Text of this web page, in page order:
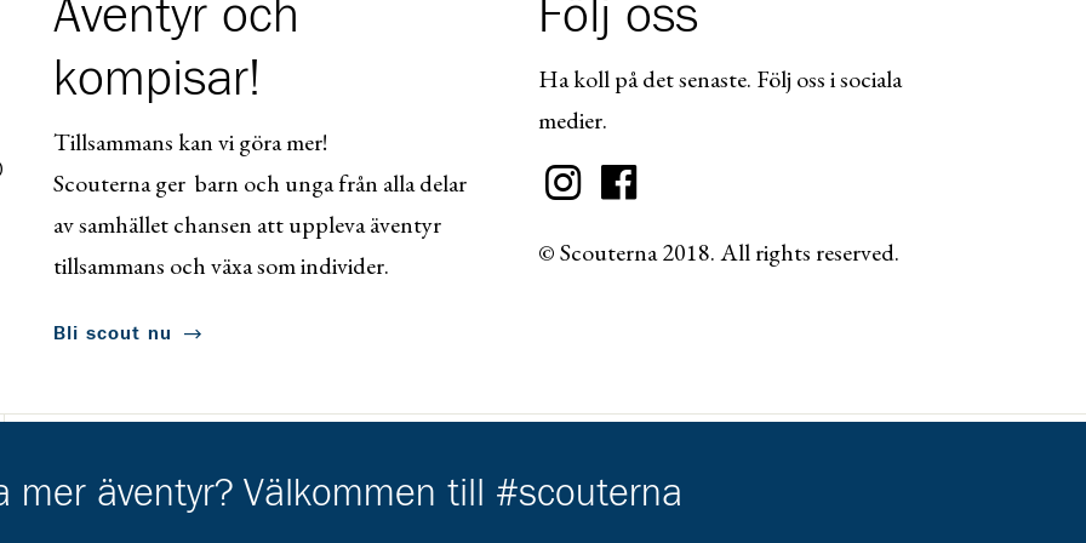
Äventyr och
kompisar!
Tillsammans kan vi göra mer!
Scouterna ger barn och unga från alla delar
av samhället chansen att uppleva äventyr
tillsammans och växa som individer.
Bli scout nu
Följ oss
Ha koll på det senaste. Följ oss i sociala
medier.
© Scouterna 2018. All rights reserved.
mer äventyr? Välkommen till #scouterna